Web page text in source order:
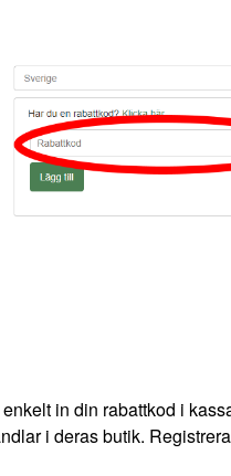
in din rabattkod i
i deras butik.